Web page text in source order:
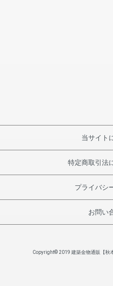
当サイト
特定商取引法
プライバシ
お問い
Copyright© 2019 建築金物通販【秋